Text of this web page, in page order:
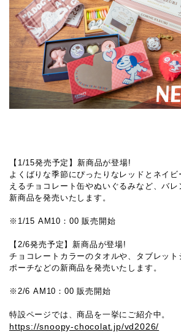
【1/15発売予定】新商品が登場!
よくばりな季節にぴったりなレッドとネイ
えるチョコレート缶やぬいぐるみなど、バ
新商品を発売いたします。
※1/15 AM10：00 販売開始
【2/6発売予定】新商品が登場!
チョコレートカラーのタオルや、タブレッ
ポーチなどの新商品を発売いたします。
※2/6 AM10：00 販売開始
特設ページでは、商品を一挙にご紹介中。
https://snoopy-chocolat.jp/vd2026/